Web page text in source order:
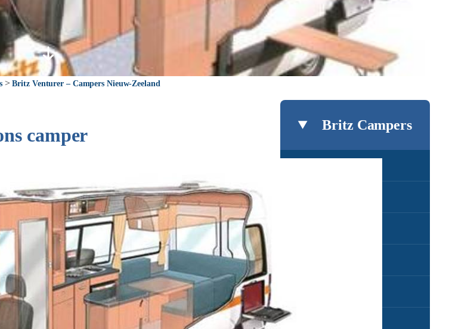
>Britz Venturer – Campers Nieuw-Zeeland
Britz Campers
camper